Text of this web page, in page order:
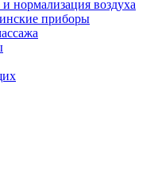
нормализация воздуха
приборы